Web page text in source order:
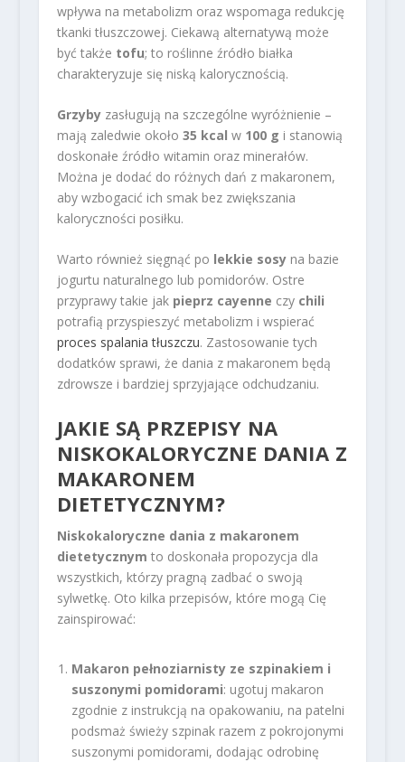
wpływa na metabolizm oraz wspomaga redukcję
tkanki tłuszczowej. Ciekawą alternatywą może
być także tofu; to roślinne źródło białka
charakteryzuje się niską kalorycznością.
Grzybyzasługują na szczególne wyróżnienie –
mają zaledwie około 35 kcal w 100 g i stanowią
doskonałe źródło witamin oraz minerałów.
Można je dodać do różnych dań z makaronem,
aby wzbogacić ich smak bez zwiększania
kaloryczności posiłku.
Warto również sięgnąć po lekkie sosyna bazie
jogurtu naturalnego lub pomidorów. Ostre
przyprawy takie jak pieprz cayenne czy chili
potrafią przyspieszyć metabolizm i wspierać
proces spalania tłuszczu. Zastosowanie tych
dodatków sprawi, że dania z makaronem będą
zdrowsze i bardziej sprzyjające odchudzaniu.
JAKIE SĄ PRZEPISY NA
NISKOKALORYCZNE DANIA Z
MAKARONEM
DIETETYCZNYM?
Niskokaloryczne dania z makaronem
dietetycznym to doskonała propozycja dla
wszystkich, którzy pragną zadbać o swoją
sylwetkę. Oto kilka przepisów, które mogą Cię
zainspirować:
Makaron pełnoziarnisty ze szpinakiem i
suszonymi pomidorami: ugotuj makaron
zgodnie z instrukcją na opakowaniu, na patelni
podsmaż świeży szpinak razem z pokrojonymi
suszonymi pomidorami, dodając odrobinę